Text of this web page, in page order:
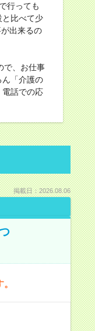
行っても
と比べて少
出来るの
で、お仕事
ん「介護の
電話での応
掲載日：2026.08.06